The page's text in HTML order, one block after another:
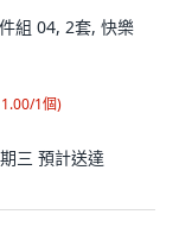
組 04, 2套, 快樂
1個)
三 預計送達